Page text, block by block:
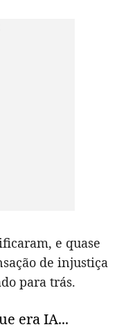
e quase
de injustiça
para trás.
era IA...